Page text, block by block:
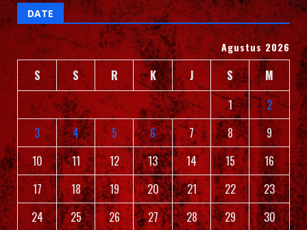
DATE
Agustus 2026
S S R K J S
M
1
2
3
4 5 6 7 8
9
10
11 12 13 14 15
16
17
18 19 20 21 22
23
24
25 26 27 28 29
30